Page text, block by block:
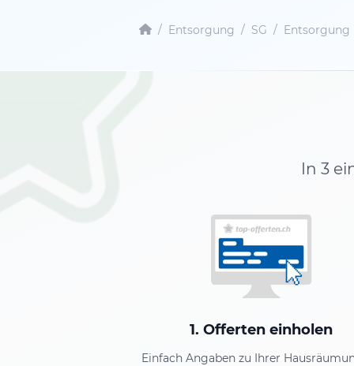
/ Entsorgung / SG / Entsorgung
In 3
1. Offerten einholen
Einfach Angaben zu Ihrer